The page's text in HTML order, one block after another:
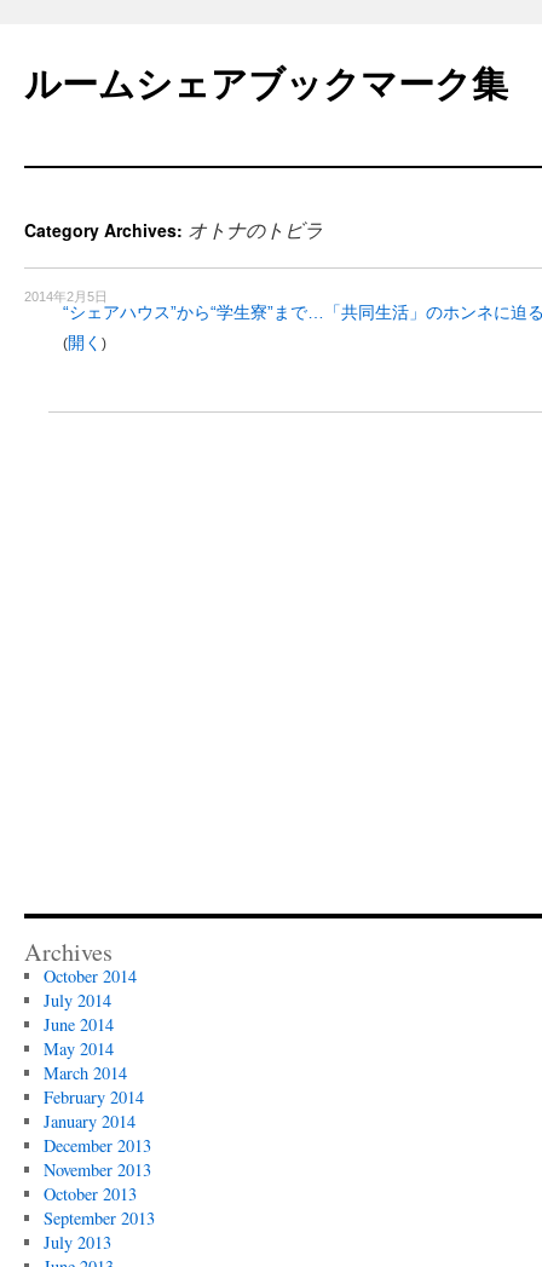
content
ルームシェアブックマーク集
Category Archives: オトナのトビラ
2014年2月5日
“シェアハウス”から“学生寮”まで…「共同生活」のホンネに迫
(開く )
Archives
October 2014
July 2014
June 2014
May 2014
March 2014
February 2014
January 2014
December 2013
November 2013
October 2013
September 2013
July 2013